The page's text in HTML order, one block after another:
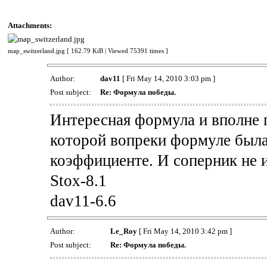
Attachments:
map_switzerland.jpg [ 162.79 KiB | Viewed 75391 times ]
Author: dav11 [ Fri May 14, 2010 3:03 pm ]
Post subject:
Re: Формула победы.
Интересная формула и вполне
которой вопреки формуле
коэффициенте. И соперник не
Stox-8.1
dav11-6.6
Author: Le_Roy[ Fri May 14, 2010 3:42 pm ]
Post subject:
Re: Формула победы.